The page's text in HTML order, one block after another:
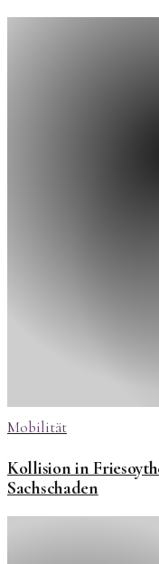
Mobilität
Kollision in
Sachschaden